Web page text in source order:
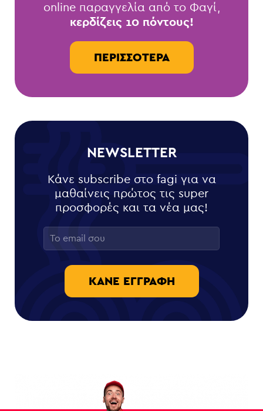
online παραγγελία από το Φαγί,
κερδίζεις 10 πόντους!
ΠΕΡΙΣΣΌΤΕΡΑ
NEWSLETTER
Κάνε subscribe στο fagi για να
μαθαίνεις πρώτος τις super
προσφορές και τα νέα μας!
ΚΆΝΕ ΕΓΓΡΑΦΉ